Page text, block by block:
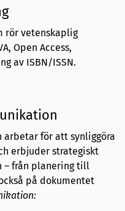
rör vetenskaplig
Open Access,
av ISBN/ISSN.
för att synliggöra
erbjuder strategiskt
– från planering till
på dokumentet